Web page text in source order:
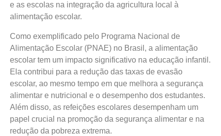
e as escolas na integração da agricultura local à
alimentação escolar.
Como exemplificado pelo Programa Nacional de
Alimentação Escolar (PNAE) no Brasil, a alimentação
escolar tem um impacto significativo na educação infantil.
Ela contribui para a redução das taxas de evasão
escolar, ao mesmo tempo em que melhora a segurança
alimentar e nutricional e o desempenho dos estudantes.
Além disso, as refeições escolares desempenham um
papel crucial na promoção da segurança alimentar e na
redução da pobreza extrema.